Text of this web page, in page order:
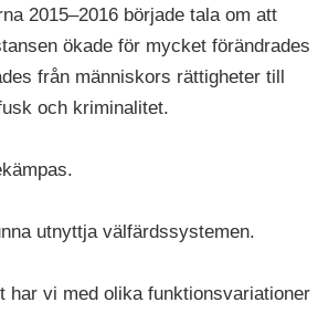
2015–2016 började tala om att
ökade för mycket förändrades
från människors rättigheter till
och kriminalitet.
utnyttja välfärdssystemen.
har vi med olika funktionsvariationer